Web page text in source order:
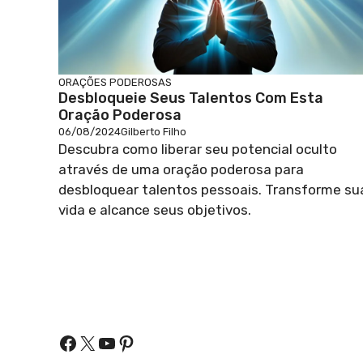
ORAÇÕES PODEROSAS
Desbloqueie Seus Talentos Com Esta
Oração Poderosa
06/08/2024Gilberto Filho
Descubra como liberar seu potencial oculto
através de uma oração poderosa para
desbloquear talentos pessoais. Transforme
vida e alcance seus objetivos.
Facebook
X Youtube
Pinterest